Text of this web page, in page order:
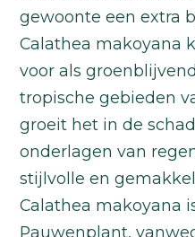
gewoonte een extra
Calathea makoyana
voor als
tropische gebieden
groeit het in de
onderlagen van
stijlvolle en
Calathea makoyana
Pauwenplant,